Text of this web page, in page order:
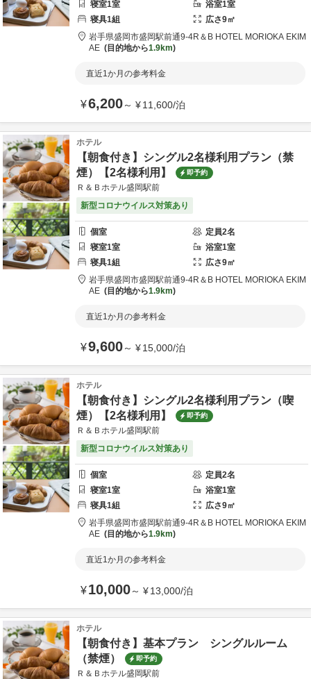
寝室1室 浴室1室
寝具1組 広さ9㎡
岩手県盛岡市盛岡駅前通9-4R＆B HOTEL MORIOKA EKIM
AE
目的地から1.9km
直近1か月の参考料金
¥6,200～ ¥11,600/泊
ホテル
【朝食付き】シングル2名様利用プラン（禁
煙）【2名様利用】
即予約
Ｒ＆Ｂホテル盛岡駅前
新型コロナウイルス対策あり
個室 定員2名
寝室1室 浴室1室
寝具1組 広さ9㎡
岩手県盛岡市盛岡駅前通9-4R＆B HOTEL MORIOKA EKIM
AE
目的地から1.9km
直近1か月の参考料金
¥9,600～ ¥15,000/泊
ホテル
【朝食付き】シングル2名様利用プラン（喫
煙）【2名様利用】
即予約
Ｒ＆Ｂホテル盛岡駅前
新型コロナウイルス対策あり
個室 定員2名
寝室1室 浴室1室
寝具1組 広さ9㎡
岩手県盛岡市盛岡駅前通9-4R＆B HOTEL MORIOKA EKIM
AE
目的地から1.9km
直近1か月の参考料金
¥10,000～ ¥13,000/泊
ホテル
【朝食付き】基本プラン シングルルーム
（禁煙）
即予約
Ｒ＆Ｂホテル盛岡駅前